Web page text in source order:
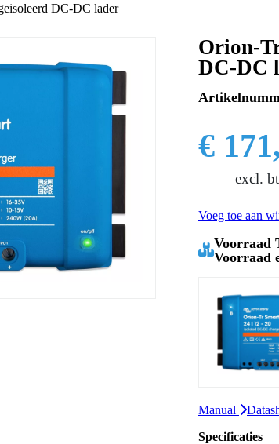
DC-DC lader
Orion-
DC-DC
€
excl.
Voeg toe aan
Voorraad
Voorraad
Manual
Specificaties